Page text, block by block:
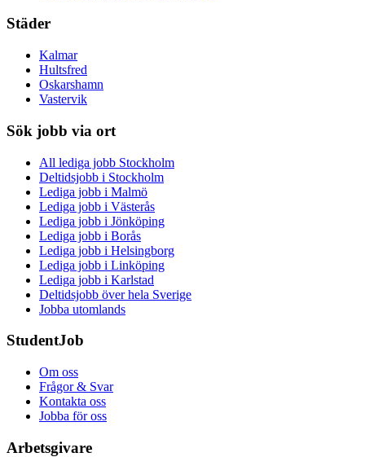
Städer
Kalmar
Hultsfred
Oskarshamn
Vastervik
Sök jobb via ort
All lediga jobb Stockholm
Deltidsjobb i Stockholm
Lediga jobb i Malmö
Lediga jobb i Västerås
Lediga jobb i Jönköping
Lediga jobb i Borås
Lediga jobb i Helsingborg
Lediga jobb i Linköping
Lediga jobb i Karlstad
Deltidsjobb över hela Sverige
Jobba utomlands
StudentJob
Om oss
Frågor & Svar
Kontakta oss
Jobba för oss
Arbetsgivare